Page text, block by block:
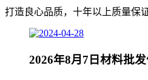
打造良心品质，十年以上质量保
2026年8月7日材料批